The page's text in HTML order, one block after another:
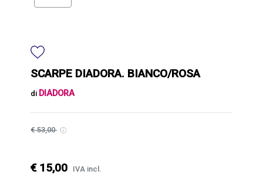
SCARPE DIADORA. BIANCO/ROSA
di DIADORA
€ 53,00
€ 15,00 IVA incl.